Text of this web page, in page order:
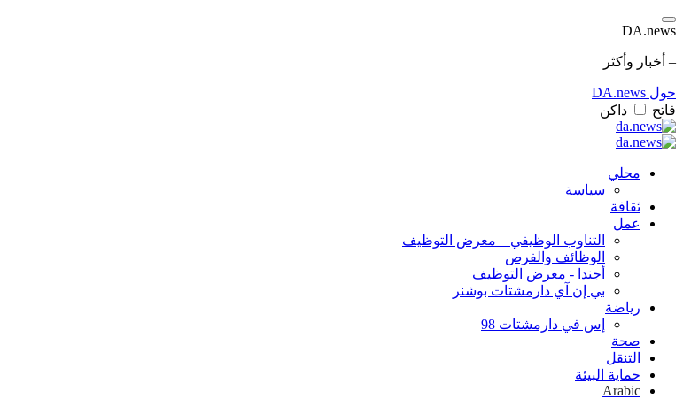
DA.news
– أخبار وأكثر
حول DA.news
فاتح
داكن
محلي
سياسة
ثقافة
عمل
التناوب الوظيفي – معرض التوظيف
الوظائف والفرص
أجندا - معرض التوظيف
بي إن آي دارمشتات بوشنر
رياضة
إس في دارمشتات 98
صحة
التنقل
حماية البيئة
Arabic